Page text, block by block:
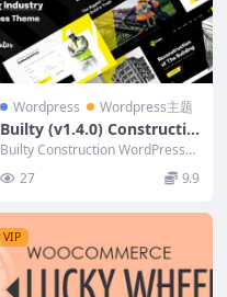
Wordpress Wordpress主题
Builty (v1.4.0) Constructio
n WordPress Theme
Builty Construction WordPress
27 9.9
VIP